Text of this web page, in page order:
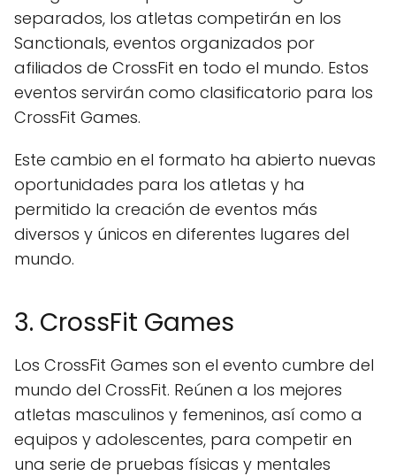
separados, los atletas competirán en los
Sanctionals, eventos organizados por
afiliados de CrossFit en todo el mundo. Estos
eventos servirán como clasificatorio para los
CrossFit Games.
Este cambio en el formato ha abierto nuevas
oportunidades para los atletas y ha
permitido la creación de eventos más
diversos y únicos en diferentes lugares del
mundo.
3. CrossFit Games
Los CrossFit Games son el evento cumbre del
mundo del CrossFit. Reúnen a los mejores
atletas masculinos y femeninos, así como a
equipos y adolescentes, para competir en
una serie de pruebas físicas y mentales